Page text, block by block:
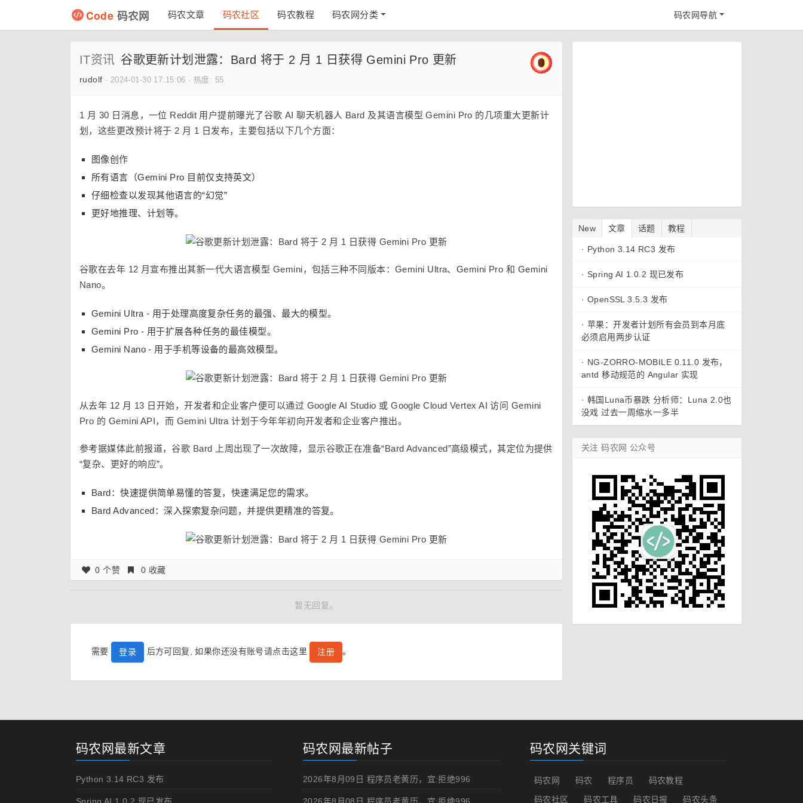
Code 码农网 码农文章 码农社区 码农教程 码农网分类 码农网导航
IT资讯 谷歌更新计划泄露：Bard 将于 2 月 1 日获得 Gemini Pro 更新
rudolf · 2024-01-30 17:15:06 · 热度: 55
1 月 30 日消息，一位 Reddit 用户提前曝光了谷歌 AI 聊天机器人 Bard 及其语言模型 Gemini Pro 的几项重大更新计
划，这些更改预计将于 2 月 1 日发布，主要包括以下几个方面：
图像创作
所有语言（Gemini Pro 目前仅支持英文）
仔细检查以发现其他语言的“幻觉”
更好地推理、计划等。
谷歌在去年 12 月宣布推出其新一代大语言模型 Gemini，包括三种不同版本：Gemini Ultra、Gemini Pro 和 Gemini
Nano。
Gemini Ultra - 用于处理高度复杂任务的最强、最大的模型。
Gemini Pro - 用于扩展各种任务的最佳模型。
Gemini Nano - 用于手机等设备的最高效模型。
从去年 12 月 13 日开始，开发者和企业客户便可以通过 Google AI Studio 或 Google Cloud Vertex AI 访问 Gemini
Pro 的 Gemini API，而 Gemini Ultra计划于今年年初向开发者和企业客户推出。
参考据媒体此前报道，谷歌 Bard 上周出现了一次故障，显示谷歌正在准备“Bard Advanced”高级模式，其定位为提供
“复杂、更好的响应”。
Bard：快速提供简单易懂的答复，快速满足您的需求。
Bard Advanced：深入探索复杂问题，并提供更精准的答复。
0 个赞 0 收藏
暂无回复。
需要 登录 后方可回复, 如果你还没有账号请点击这里 注册 。
New 文章 话题 教程
· Python 3.14 RC3 发布
· Spring AI 1.0.2 现已发布
· OpenSSL 3.5.3 发布
· 苹果：开发者计划所有会员到本月底
必须启用两步认证
· NG-ZORRO-MOBILE 0.11.0 发布，
antd 移动规范的 Angular 实现
· 韩国Luna币暴跌 分析师：Luna 2.0也
没戏 过去一周缩水一多半
关注 码农网 公众号
码农网最新文章
Python 3.14 RC3 发布
码农网最新帖子
2026年8月09日 程序员老黄历，宜:拒绝996
码农网关键词
码农网 码农 程序员
码农教程
码农社区
码农工具 码农日报 码农头条